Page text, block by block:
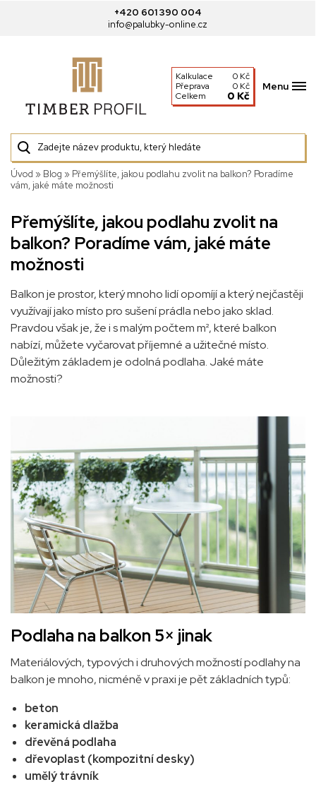
+420 601 390 004
info@palubky-online.cz
Kalkulace
0 Kč
Přeprava
0 Kč
Celkem
0 Kč
Menu
Úvod » Blog » Přemýšlíte, jakou podlahu zvolit na balkon? Poradíme
vám, jaké máte možnosti
Přemýšlíte, jakou podlahu zvolit na
balkon? Poradíme vám, jaké máte
možnosti
Balkon je prostor, který mnoho lidí opomíjí a který nejčastěji
využívají jako místo pro sušení prádla nebo jako sklad.
Pravdou však je, že i s malým počtem m², které balkon
nabízí, můžete vyčarovat příjemné a užitečné místo.
Důležitým základem je odolná podlaha. Jaké máte
možnosti?
Podlaha na balkon 5× jinak
Materiálových, typových i druhových možností podlahy na
balkon je mnoho, nicméně v praxi je pět základních typů:
beton
keramická dlažba
dřevěná podlaha
dřevoplast (kompozitní desky)
umělý trávník